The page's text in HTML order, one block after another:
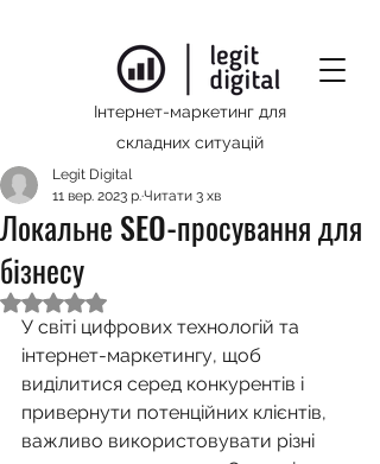
Інтернет-маркетинг для
складних ситуацій
Локальне SEO-просування для
бізнесу
Legit Digital
11 вер. 2023 р.Читати 3 хв
Оцінка: NaN з 5 зірок.
У світі цифрових технологій та
інтернет-маркетингу, щоб
виділитися серед конкурентів і
привернути потенційних клієнтів,
важливо використовувати різні